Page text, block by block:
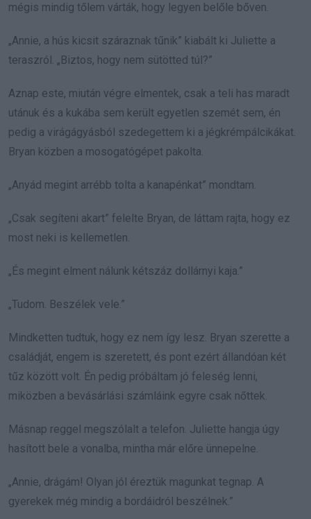
mégis mindig tőlem várták, hogy legyen belőle bőven.
„Annie, a hús kicsit száraznak tűnik” kiabált ki Juliette a
teraszról. „Biztos, hogy nem sütötted túl?”
Aznap este, miután végre elmentek, csak a teli has maradt
utánuk és a kukába sem került egyetlen szemét sem, én
pedig a virágágyásból szedegettem ki a jégkrémpálcikákat.
Bryan közben a mosogatógépet pakolta.
„Anyád megint arrébb tolta a kanapénkat” mondtam.
„Csak segíteni akart” felelte Bryan, de láttam rajta, hogy ez
most neki is kellemetlen.
„És megint elment nálunk kétszáz dollárnyi kaja.”
„Tudom. Beszélek vele.”
Mindketten tudtuk, hogy ez nem így lesz. Bryan szerette a
családját, engem is szeretett, és pont ezért állandóan két
tűz között volt. Én pedig próbáltam jó feleség lenni,
miközben a bevásárlási számláink egyre csak nőttek.
Másnap reggel megszólalt a telefon. Juliette hangja úgy
hasított bele a vonalba, mintha már előre ünnepelne.
„Annie, drágám! Olyan jól éreztük magunkat tegnap. A
gyerekek még mindig a bordáidról beszélnek.”